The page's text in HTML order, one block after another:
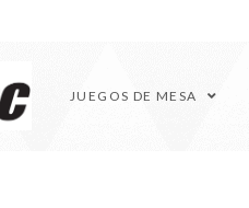
JUEGOS DE MESA